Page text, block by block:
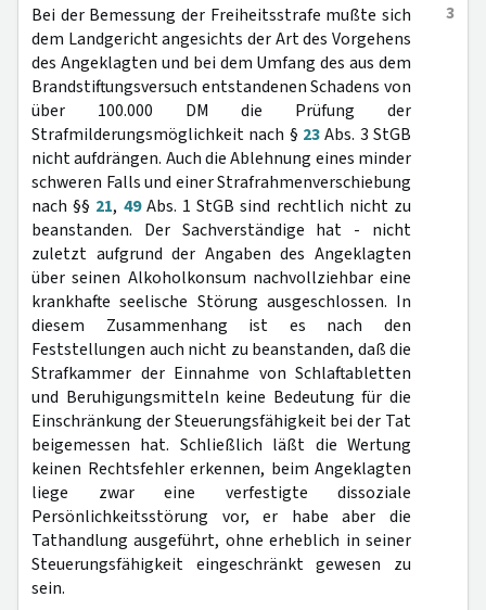
3
Bei der Bemessung der Freiheitsstrafe mußte sich
dem Landgericht angesichts der Art des Vorgehens
des Angeklagten und bei dem Umfang des aus dem
Brandstiftungsversuch entstandenen Schadens von
über 100.000 DM die Prüfung der
Strafmilderungsmöglichkeit nach § 23Abs. 3 StGB
nicht aufdrängen. Auch die Ablehnung eines minder
schweren Falls und einer Strafrahmenverschiebung
nach §§ 21, 49Abs. 1 StGB sind rechtlich nicht zu
beanstanden. Der Sachverständige hat - nicht
zuletzt aufgrund der Angaben des Angeklagten
über seinen Alkoholkonsum nachvollziehbar eine
krankhafte seelische Störung ausgeschlossen. In
diesem Zusammenhang ist es nach den
Feststellungen auch nicht zu beanstanden, daß die
Strafkammer der Einnahme von Schlaftabletten
und Beruhigungsmitteln keine Bedeutung für die
Einschränkung der Steuerungsfähigkeit bei der Tat
beigemessen hat. Schließlich läßt die Wertung
keinen Rechtsfehler erkennen, beim Angeklagten
liege zwar eine verfestigte dissoziale
Persönlichkeitsstörung vor, er habe aber die
Tathandlung ausgeführt, ohne erheblich in seiner
Steuerungsfähigkeit eingeschränkt gewesen zu
sein.